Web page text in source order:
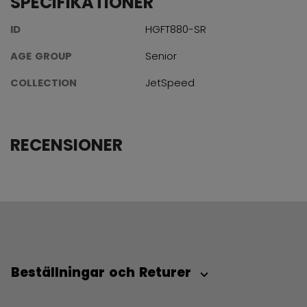
ID
HGFT880-SR
AGE GROUP
Senior
COLLECTION
JetSpeed
RECENSIONER
Beställningar och Returer